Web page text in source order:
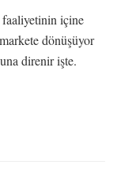
içine
dönüşüyor
direnir işte.